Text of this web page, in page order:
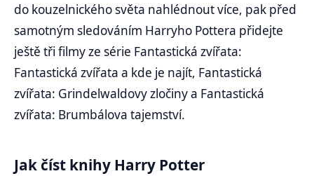
do kouzelnického světa nahlédnout více, pak před
samotným sledováním Harryho Pottera přidejte
ještě tři filmy ze série Fantastická zvířata:
Fantastická zvířata a kde je najít, Fantastická
zvířata: Grindelwaldovy zločiny a Fantastická
zvířata: Brumbálova tajemství.
Jak číst knihy Harry Potter